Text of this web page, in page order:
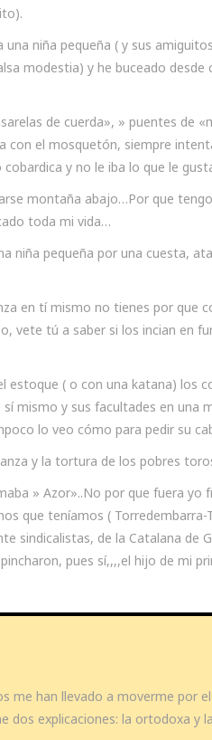
niña pequeña ( y sus
modestia) y he buceado desde
de cuerda», » puentes de
con el mosquetón, siempre
y no le iba lo que le
montaña abajo…Por que
toda mi vida…
niña pequeña por una cuesta,
en tí mismo no tienes por que
vete tú a saber si los incian en
( o con una katana) los
mismo y sus facultades en una
lo veo cómo para pedir su
y la tortura de los pobres
» Azor»..No por que fuera yo
que teníamos ( Torredembarra-
sindicalistas, de la Catalana de
pues sí,,,,el hijo de mi
me han llevado a moverme por
dos explicaciones: la ortodoxa y